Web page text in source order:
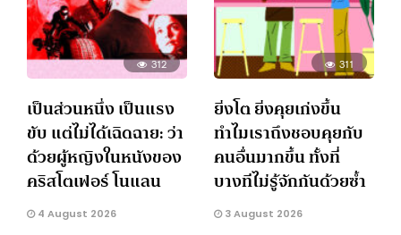
312
เป็นส่วนหนึ่ง เป็นแรง
ขับ แต่ไม่ได้เฉิดฉาย: ว่า
ด้วยผู้หญิงในหนังของ
คริสโตเฟอร์ โนแลน
4 August 2026
311
ยิ่งโต ยิ่งคุยเก่งขึ้น
ทำไมเราถึงชอบคุยกับ
คนอื่นมากขึ้น ทั้งที่
บางทีไม่รู้จักกันด้วยซ้ำ
3 August 2026